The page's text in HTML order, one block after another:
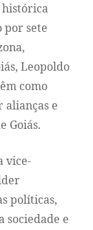
histórica
por sete
Leopoldo
como
e
Goiás.
vice-
políticas,
sociedade e